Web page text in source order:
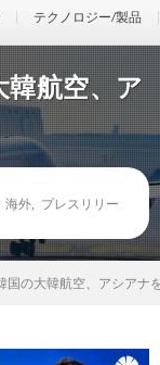
テクノロジー/製品
韓航空、ア
海外
プレスリリー
国の大韓航空、アシアナ